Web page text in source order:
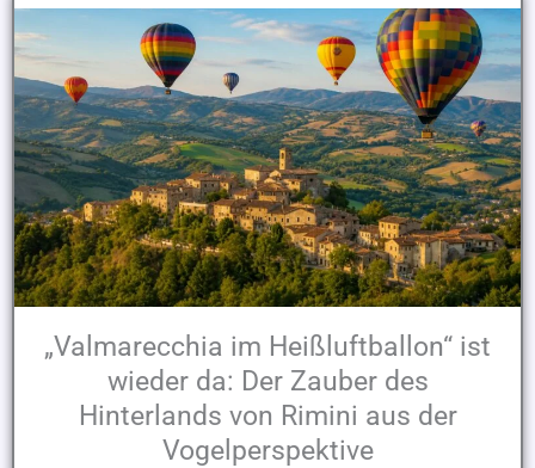
„Valmarecchia im Heißluftballon“ ist
wieder da: Der Zauber des
Hinterlands von Rimini aus der
Vogelperspektive